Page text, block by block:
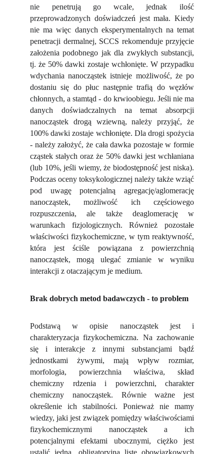
nie penetrują go wcale, jednak ilość
przeprowadzonych doświadczeń jest mała. Kiedy
nie ma więc danych eksperymentalnych na temat
penetracji dermalnej, SCCS rekomenduje przyjęcie
założenia podobnego jak dla zwykłych substancji,
tj. że 50% dawki zostaje wchłonięte. W przypadku
wdychania nanocząstek istnieje możliwość, że po
dostaniu się do płuc następnie trafią do węzłów
chłonnych, a stamtąd - do krwioobiegu. Jeśli nie ma
danych doświadczalnych na temat absorpcji
nanocząstek drogą wziewną, należy przyjąć, że
100% dawki zostaje wchłonięte. Dla drogi spożycia
- należy założyć, że cała dawka pozostaje w formie
cząstek stałych oraz że 50% dawki jest wchłaniana
(lub 10%, jeśli wiemy, że biodostępność jest niska).
Podczas oceny toksykologicznej należy także wziąć
pod uwagę potencjalną agregację/aglomerację
nanocząstek, możliwość ich częściowego
rozpuszczenia, ale także deaglomerację w
warunkach fizjologicznych. Również pozostałe
właściwości fizykochemiczne, w tym reaktywność,
która jest ściśle powiązana z powierzchnią
nanocząstek, mogą ulegać zmianie w wyniku
interakcji z otaczającym je medium.
Brak dobrych metod badawczych - to problem
Podstawą w opisie nanocząstek jest i
charakteryzacja fizykochemiczna. Na zachowanie
się i interakcje z innymi substancjami bądź
jednostkami żywymi, mają wpływ rozmiar,
morfologia, powierzchnia właściwa, skład
chemiczny rdzenia i powierzchni, charakter
chemiczny nanocząstek. Równie ważne jest
określenie ich stabilności. Ponieważ nie mamy
wiedzy, jaki jest związek pomiędzy właściwościami
fizykochemicznymi nanocząstek a ich
potencjalnymi efektami ubocznymi, ciężko jest
ustalić jedną, obligatoryjną listę obowiązkowych